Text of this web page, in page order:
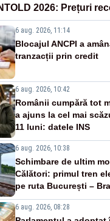
2026: Prețuri
6 aug. 2026, 11:14
Blocajul ANCPI a
tranzacții prin credit
6 aug. 2026, 10:42
Românii cumpără tot
a ajuns la cel mai
11 luni: datele INS
6 aug. 2026, 10:38
Schimbare de ultim
Călători: primul tren
pe ruta București –
6 aug. 2026, 08:28